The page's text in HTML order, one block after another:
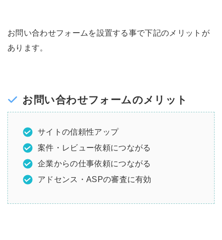
お問い合わせフォームを設置する事で下記のメリットが
あります。
お問い合わせフォームのメリット
サイトの信頼性アップ
案件・レビュー依頼につながる
企業からの仕事依頼につながる
アドセンス・ASPの審査に有効